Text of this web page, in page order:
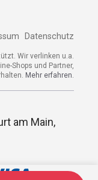
Datenschutz
Wir verlinken u.a.
Shops und Partner,
Mehr erfahren.
am Main,